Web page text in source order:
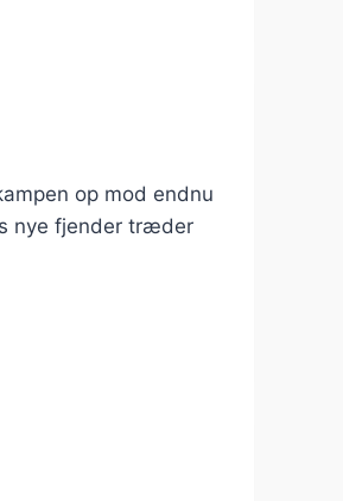
op mod endnu
nye fjender træder